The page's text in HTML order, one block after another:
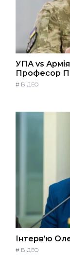
УПА vs
Професор
# ВІДЕО
Інтерв’ю
# ВІДЕО